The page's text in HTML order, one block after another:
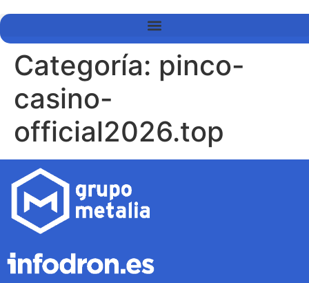
Categoría: pinco-
casino-
official2026.top